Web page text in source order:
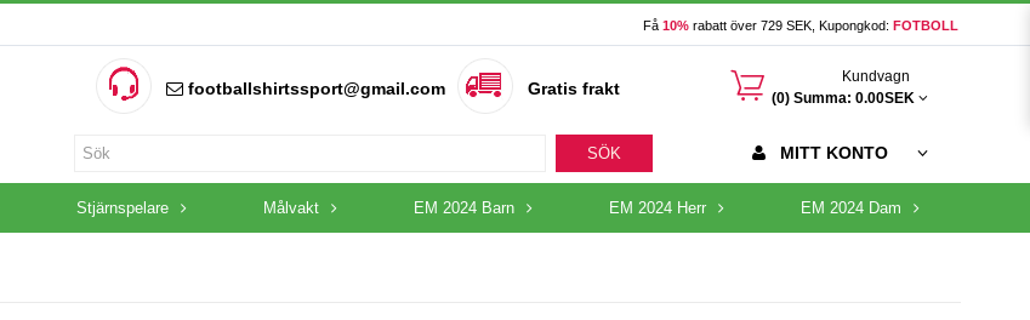
Få 10% rabatt över 729 SEK, Kupongkod: FOTBOLL
footballshirtssport@gmail.com Gratis frakt 󰃦
Kundvagn
(0) Summa: 0.00SEK
SÖK MITT KONTO
Stjärnspelare Målvakt EM 2024 Barn EM 2024 Herr EM 2024 Dam